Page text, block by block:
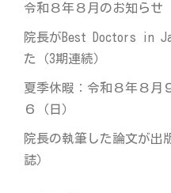
令和８年８月のお知らせ
院長がBest Doctors in
た（3期連続）
夏季休暇：令和８年８月
６（日）
院長の執筆した論文が出
誌）